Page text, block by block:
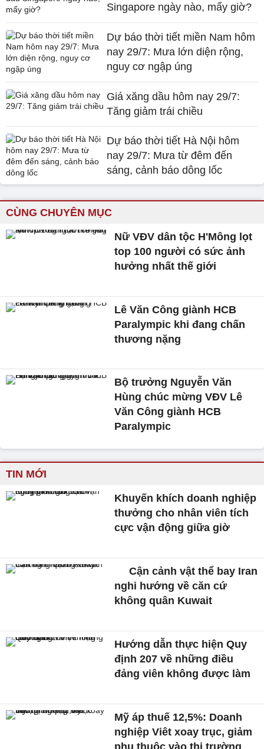
Singapore ngày nào, mấy giờ?
Dự báo thời tiết miền Nam hôm
nay 29/7: Mưa lớn diện rộng,
nguy cơ ngập úng
Giá xăng dầu hôm nay 29/7:
Tăng giảm trái chiều
Dự báo thời tiết Hà Nội hôm
nay 29/7: Mưa từ đêm đến
sáng, cảnh báo dông lốc
CÙNG CHUYÊN MỤC
Nữ VĐV dân tộc H'Mông lọt
top 100 người có sức ảnh
hưởng nhất thế giới
Lê Văn Công giành HCB
Paralympic khi đang chấn
thương nặng
Bộ trưởng Nguyễn Văn
Hùng chúc mừng VĐV Lê
Văn Công giành HCB
Paralympic
TIN MỚI
Khuyến khích doanh nghiệp
thưởng cho nhân viên tích
cực vận động giữa giờ
Cận cảnh vật thể bay Iran
nghi hướng về căn cứ
không quân Kuwait
Hướng dẫn thực hiện Quy
định 207 về những điều
đảng viên không được làm
Mỹ áp thuế 12,5%: Doanh
nghiệp Viêt xoay trục, giảm
phụ thuộc vào thị trường